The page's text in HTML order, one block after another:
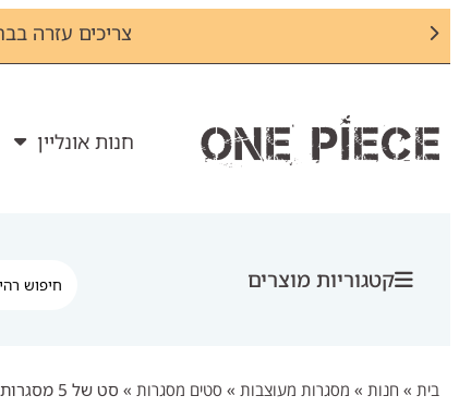
צריכים עזרה
חנות אונליין
קטגוריות מוצרים
בית » חנות » מסגרות מעוצבות » סטים מסגרות » סט של 5 מסגרות צבעוניות